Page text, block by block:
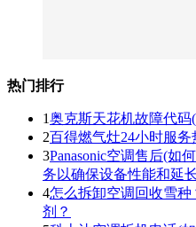
热门排行
1奥克斯天花机故障代
2百得燃气灶24小时服务
3Panasonic空调售后(如
务以确保设备性能和延
4怎么拆卸空调回收雪
剂？